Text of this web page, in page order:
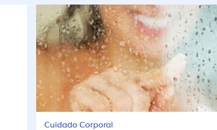
Cuidado Corporal